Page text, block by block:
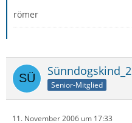
römer
Sünndogskind_2
Senior-Mitglied
11. November 2006 um 17:33